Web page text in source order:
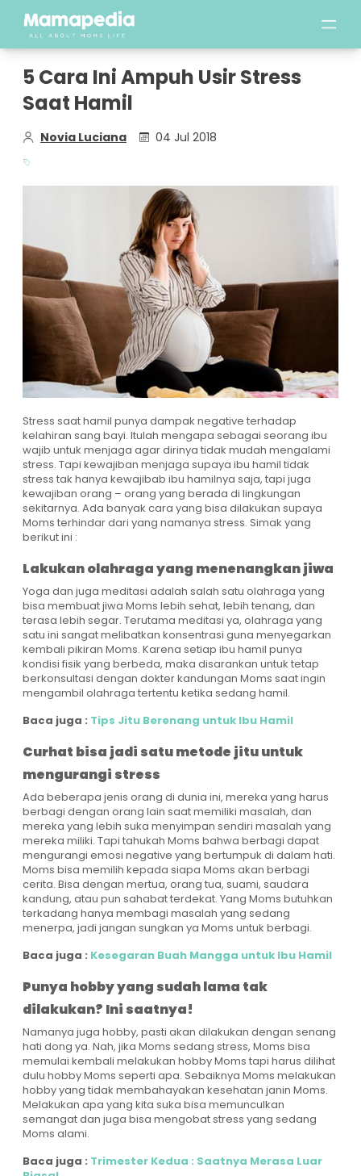
5 Cara Ini Ampuh Usir Stress
Saat Hamil
Novia Luciana 04 Jul 2018
Stress saat hamil punya dampak negative terhadap
kelahiran sang bayi. Itulah mengapa sebagai seorang ibu
wajib untuk menjaga agar dirinya tidak mudah mengalami
stress. Tapi kewajiban menjaga supaya ibu hamil tidak
stress tak hanya kewajibab ibu hamilnya saja, tapi juga
kewajiban orang – orang yang berada di lingkungan
sekitarnya. Ada banyak cara yang bisa dilakukan supaya
Moms terhindar dari yang namanya stress. Simak yang
berikut ini :
Lakukan olahraga yang menenangkan jiwa
Yoga dan juga meditasi adalah salah satu olahraga yang
bisa membuat jiwa Moms lebih sehat, lebih tenang, dan
terasa lebih segar. Terutama meditasi ya, olahraga yang
satu ini sangat melibatkan konsentrasi guna menyegarkan
kembali pikiran Moms. Karena setiap ibu hamil punya
kondisi fisik yang berbeda, maka disarankan untuk tetap
berkonsultasi dengan dokter kandungan Moms saat ingin
mengambil olahraga tertentu ketika sedang hamil.
Baca juga : Tips Jitu Berenang untuk Ibu Hamil
Curhat bisa jadi satu metode jitu untuk
mengurangi stress
Ada beberapa jenis orang di dunia ini, mereka yang harus
berbagi dengan orang lain saat memiliki masalah, dan
mereka yang lebih suka menyimpan sendiri masalah yang
mereka miliki. Tapi tahukah Moms bahwa berbagi dapat
mengurangi emosi negative yang bertumpuk di dalam hati.
Moms bisa memilih kepada siapa Moms akan berbagi
cerita. Bisa dengan mertua, orang tua, suami, saudara
kandung, atau pun sahabat terdekat. Yang Moms butuhkan
terkadang hanya membagi masalah yang sedang
menerpa, jadi jangan sungkan ya Moms untuk berbagi.
Baca juga : Kesegaran Buah Mangga untuk Ibu Hamil
Punya hobby yang sudah lama tak
dilakukan? Ini saatnya!
Namanya juga hobby, pasti akan dilakukan dengan senang
hati dong ya. Nah, jika Moms sedang stress, Moms bisa
memulai kembali melakukan hobby Moms tapi harus dilihat
dulu hobby Moms seperti apa. Sebaiknya Moms melakukan
hobby yang tidak membahayakan kesehatan janin Moms.
Melakukan apa yang kita suka bisa memunculkan
semangat dan juga bisa mengobat stress yang sedang
Moms alami.
Baca juga : Trimester Kedua : Saatnya Merasa Luar